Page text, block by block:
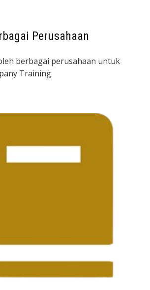
Perusahaan
berbagai perusahaan untuk
Training